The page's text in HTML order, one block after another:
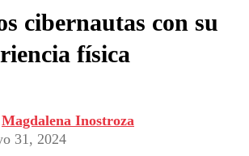
TV
Colo
Chilena
Internacional
en medios
cibernautas con su
física
Magdalena Inostroza
31, 2024